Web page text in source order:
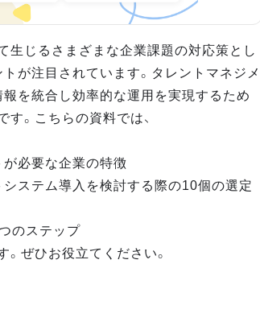
生じるさまざまな企業課題の対応策とし
が注目されています。タレントマネジメ
報を統合し効率的な運用を実現するため
。こちらの資料では、
が必要な企業の特徴
システム導入を検討する際の10個の選定
のステップ
ぜひお役立てください。